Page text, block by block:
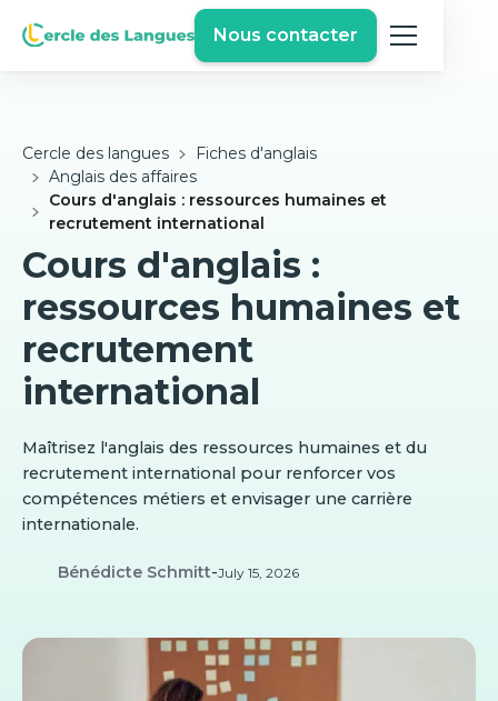
Nous contacter
Cercle des langues
Fiches d'anglais
Anglais des affaires
Cours d'anglais : ressources humaines et
recrutement international
Cours d'anglais :
ressources humaines et
recrutement
international
Maîtrisez l'anglais des ressources humaines et du
recrutement international pour renforcer vos
compétences métiers et envisager une carrière
internationale.
Bénédicte Schmitt-July 15, 2026